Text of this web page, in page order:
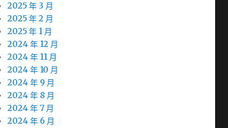
2025 年 3 月
2025 年 2 月
2025 年 1 月
2024 年 12 月
2024 年 11 月
2024 年 10 月
2024 年 9 月
2024 年 8 月
2024 年 7 月
2024 年 6 月